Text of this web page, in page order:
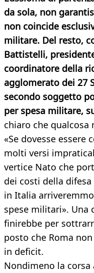
da sola, non
non coincide
militare. Del resto,
Battistelli,
coordinatore della
agglomerato dei 27
secondo soggetto
per spesa militare,
chiaro che
«Se dovesse essere
molti versi
vertice Nato che
dei costi della
in Italia
spese militari». Una
finirebbe per
posto che Roma
in deficit.
Nondimeno la